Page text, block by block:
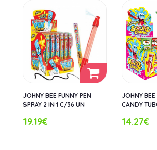
JOHNY BEE FUNNY PEN
SPRAY 2 IN 1 C/36 UN
19.19€
JOHNY BEE
CANDY
14.27€